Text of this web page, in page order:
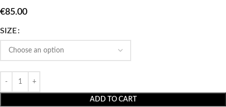
€85.00
SIZE
ADD TO CART